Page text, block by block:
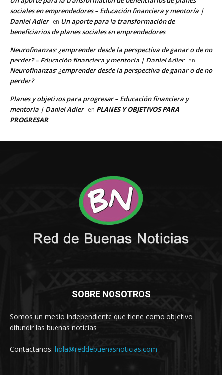
SOBRE NOSOTROS
Somos un medio independiente que tiene como objetivo
difundir las buenas noticias
Contactanos: hola@reddebuenasnoticias.com